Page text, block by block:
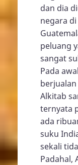
dan dia
negara
peluang
sangat
Pada
Alkitab
ternyata
ada
suku
sekali
Padahal,